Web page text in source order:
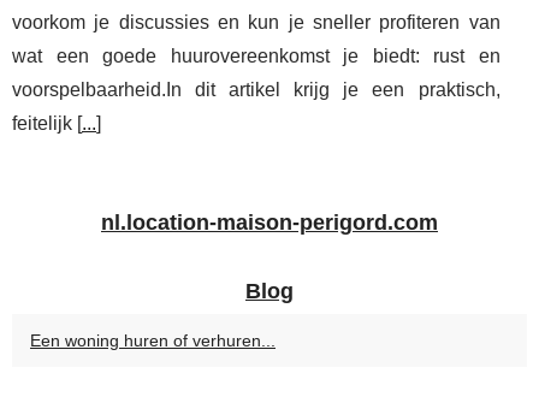
voorkom je discussies en kun je sneller profiteren van
wat een goede huurovereenkomst je biedt: rust en
voorspelbaarheid.In dit artikel krijg je een praktisch,
feitelijk [...]
nl.location-maison-perigord.com
Blog
Een woning huren of verhuren...